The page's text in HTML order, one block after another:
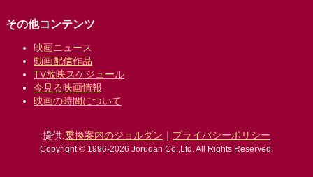
その他コンテンツ
映画ニュース
動画配信作品
TV放映スケジュール
今見る映画情報
映画の時間について
提供:乗換案内のジョルダン ｜ プライバシーポリシー
Copyright © 1996-2026 Jorudan Co.,Ltd. All Rights Reserved.